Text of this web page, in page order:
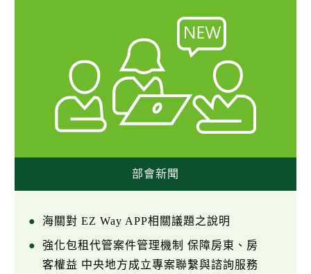
部會新聞
海關對 EZ Way APP相關議題之說明
強化包租代管案件管理機制 保障房東、房
客權益 中央地方成立專案聯繫與諮詢服務